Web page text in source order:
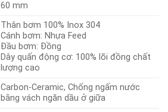
60 mm
Thân bơm 100% Inox 304
Cánh bơm: Nhựa Feed
Đầu bơm: Đồng
Dây quấn động cơ: 100% lõi đồng chất
lượng cao
Carbon-Ceramic, Chống ngấm nước
bằng vách ngăn dầu ở giữa